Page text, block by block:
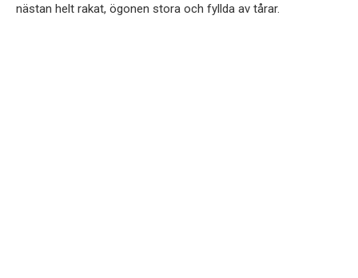
nästan helt rakat, ögonen stora och fyllda av tårar.